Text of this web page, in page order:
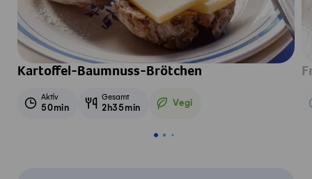
Kartoffel-Baumnuss-Brötchen
Aktiv
50min
Gesamt
2h35min Vegi
Vegetarisch